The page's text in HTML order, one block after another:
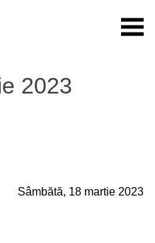
2023
Sâmbătă, 18 martie 2023